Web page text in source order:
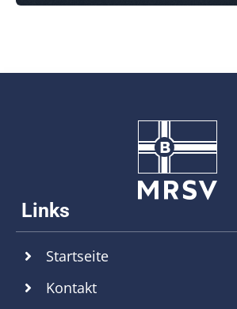
Startseite
Kontakt